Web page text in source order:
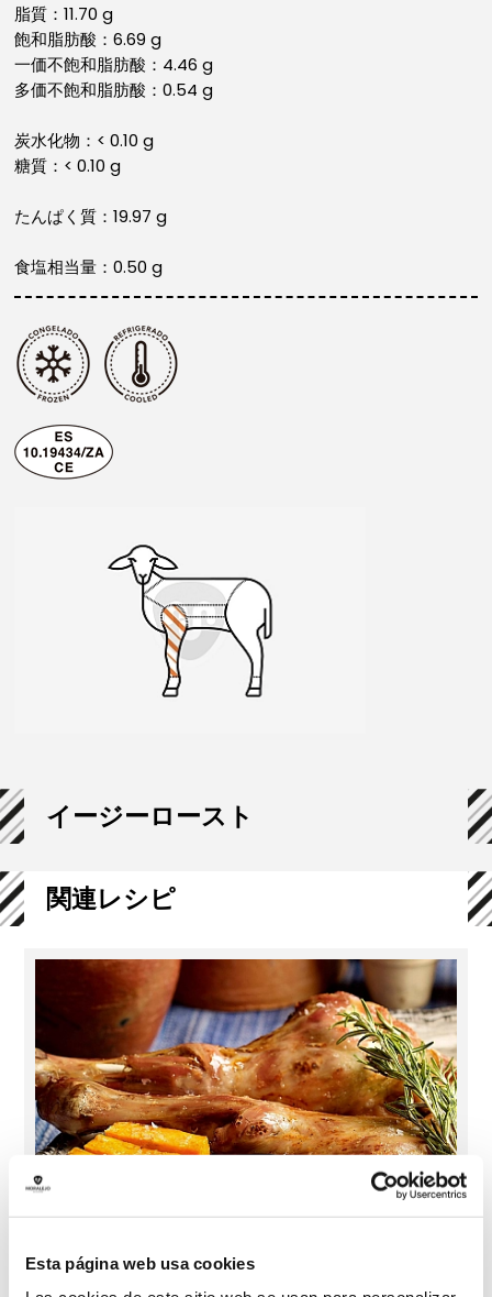
Esta página web usa cookies
脂質：11.70 g
飽和脂肪酸：6.69 g
一価不飽和脂肪酸：4.46 g
多価不飽和脂肪酸：0.54 g
炭水化物：< 0.10 g
糖質：< 0.10 g
たんぱく質：19.97 g
食塩相当量：0.50 g
イージーロースト
関連レシピ